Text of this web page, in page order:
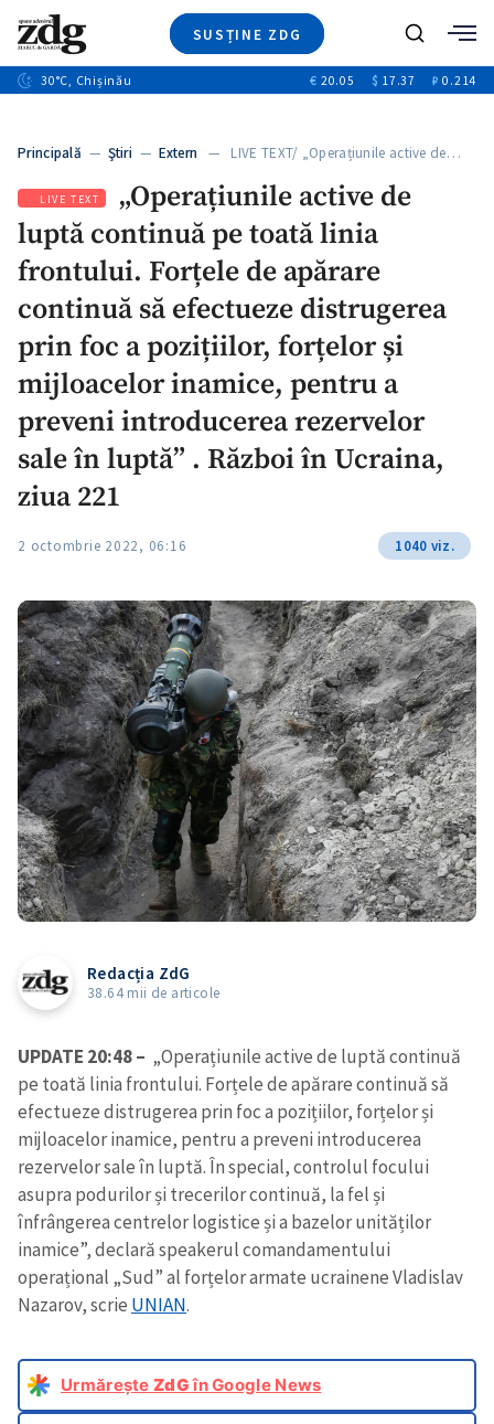
SUSȚINE ZDG
Ştiri
+10
Video
Special
+1
Blog
+1
Caută
30°C, Chișinău € 20.05 $ 17.37 ₽ 0.214
Principală — Ştiri — Extern — LIVE TEXT/ „Operațiunile active de…
LIVE TEXT
„Operațiunile active de
luptă continuă pe toată linia
frontului. Forțele de apărare
continuă să efectueze distrugerea
prin foc a pozițiilor, forțelor și
mijloacelor inamice, pentru a
preveni introducerea rezervelor
sale în luptă” . Război în Ucraina,
ziua 221
2 octombrie 2022, 06:16 1040 viz.
Redacția ZdG
38.64 mii de articole
UPDATE 20:48 – „Operațiunile active de luptă continuă
pe toată linia frontului. Forțele de apărare continuă să
efectueze distrugerea prin foc a pozițiilor, forțelor și
mijloacelor inamice, pentru a preveni introducerea
rezervelor sale în luptă. În special, controlul focului
asupra podurilor și trecerilor continuă, la fel și
înfrângerea centrelor logistice și a bazelor unităților
inamice”, declară speakerul comandamentului
operațional „Sud” al forțelor armate ucrainene Vladislav
Nazarov, scrie UNIAN.
Urmărește ZdGîn Google News